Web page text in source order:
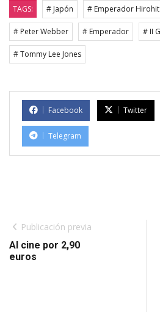
TAGS: # Japón # Emperador
# Peter Webber # Emperador # II
# Tommy Lee Jones
Facebook Twitter
Telegram
Publicación previa
Al cine por 2,90
euros